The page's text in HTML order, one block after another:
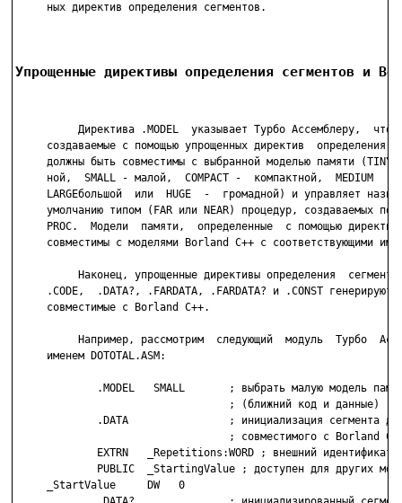
     ных директив определения сегментов.
Упрощенные директивы определения сегментов и
Директива .MODEL  указывает Турбо Ассемблеру,  что
создаваемые с помощью упрощенных директив  определения
должны быть совместимы с выбранной моделью памяти (TINY
ной,  SMALL - малой,  COMPACT -  компактной,  MEDIUM  -
LARGEбольшой  или  HUGE  -  громадной) и управляет
умолчанию типом (FAR или NEAR) процедур, создаваемых по
PROC.  Модели  памяти,  определенные  с помощью
совместимы с моделями Borland C++ с соответствующими
Наконец, упрощенные директивы определения
.CODE,  .DATA?, .FARDATA, .FARDATA? и .CONST генерируют
     совместимые с Borland C++.
Например, рассмотрим  следующий  модуль  Турбо
     именем DOTOTAL.ASM:
.MODEL   SMALL       ; выбрать малую модель
                                  ; (ближний код и данные)
.DATA                ; инициализация сегмента
; совместимого с Borland
EXTRN   _Repetitions:WORD ; внешний
PUBLIC  _StartingValue ; доступен для других
     _StartValue     DW   0